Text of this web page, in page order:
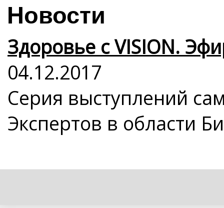
Новости
Здоровье с VISION.
04.12.2017
Серия выступлений
Экспертов в области